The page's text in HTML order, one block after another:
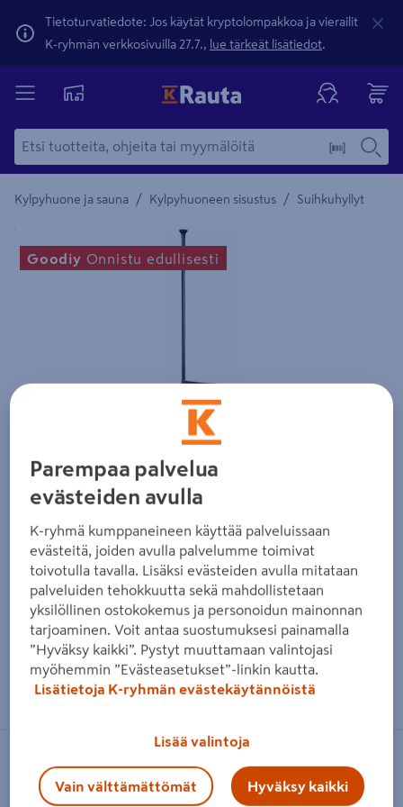
Tietoturvatiedote: Jos käytät kryptolompakkoa ja vierailit
K-ryhmän verkkosivuilla 27.7., lue tärkeät lisätiedot.
Kylpyhuone ja sauna / Kylpyhuoneen sisustus / Suihkuhyllyt
Yksityiskohtainen kuvaus löytyy Tuotteen kuvaus -
Goodiy Onnistu edullisesti
Zoomaa kuvaa sormilla kosketusnäytöllä
Suihkuhylly Goodiy teleskooppi 100-
Parempaa palvelua
evästeiden avulla
K-ryhmä kumppaneineen käyttää palveluissaan
evästeitä, joiden avulla palvelumme toimivat
toivotulla tavalla. Lisäksi evästeiden avulla mitataan
palveluiden tehokkuutta sekä mahdollistetaan
yksilöllinen ostokokemus ja personoidun mainonnan
tarjoaminen. Voit antaa suostumuksesi painamalla
”Hyväksy kaikki”. Pystyt muuttamaan valintojasi
myöhemmin ”Evästeasetukset”-linkin kautta.
Lisätietoja K-ryhmän evästekäytännöistä
Lisää valintoja
Vain välttämättömät Hyväksy kaikki